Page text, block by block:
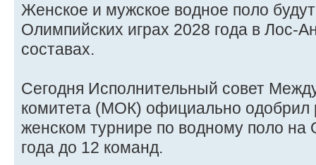
Женское и мужское водное поло
Олимпийских играх 2028 года в Лос-
составах.
Сегодня Исполнительный совет
комитета (МОК) официально одобрил
женском турнире по водному поло на
года до 12 команд.